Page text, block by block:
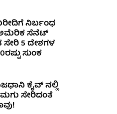
ನಿರ್ಬಂಧ
ಸೆನೆಟ್
ಸೇರಿ 5 ದೇಶಗಳ
ಸುಂಕ
ಕೈವ್ ನಲ್ಲಿ
ಮಗು ಸೇರಿದಂತೆ